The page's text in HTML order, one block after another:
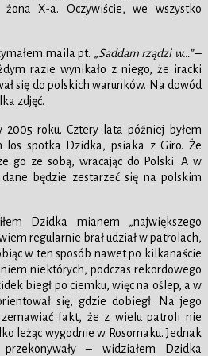
żona X-a. Oczywiście, we wszystko
maila pt. „Saddam rządzi w…”–
razie wynikało z niego, że iracki
się do polskich warunków. Na dowód
zdjęć.
2005 roku. Cztery lata później byłem
los spotka Dzidka, psiaka z Giro. Że
go ze sobą, wracając do Polski. A w
będzie zestarzeć się na polskim
Dzidka mianem „największego
regularnie brał udział w patrolach,
w ten sposób nawet po kilkanaście
niektórych, podczas rekordowego
biegł po ciemku, więc na oślep, a w
się, gdzie dobiegł. Na jego
fakt, że z wielu patroli nie
leżąc wygodnie w Rosomaku. Jednak
– widziałem Dzidka